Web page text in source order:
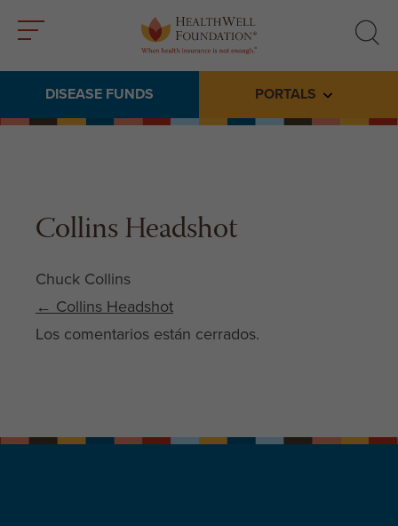
search
DISEASE FUNDS PORTALS Toggle
Collins Headshot
Chuck Collins
Post navigation
← Collins Headshot
Los comentarios están cerrados.